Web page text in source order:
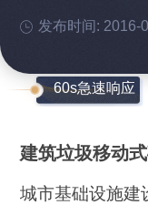
发布时间: 2016-
60s急速响应
建筑垃圾移动
城市基础设施建